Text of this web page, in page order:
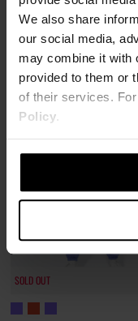
We also share
our social media,
may combine it with
provided to them or
of their services.
Policy.
259,00 zł -80%
59,98 zł
SOLD OUT